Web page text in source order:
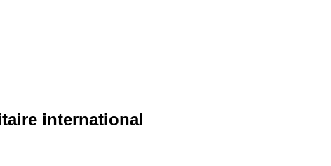
international